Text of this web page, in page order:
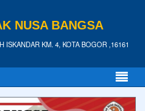
NUSA BANGSA
ISKANDAR KM. 4, KOTA BOGOR ,16161